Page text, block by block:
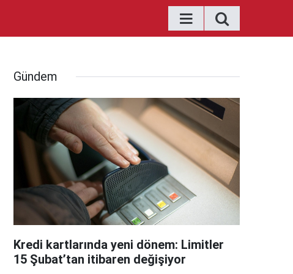
Gündem
Kredi kartlarında yeni dönem: Limitler
15 Şubat’tan itibaren değişiyor